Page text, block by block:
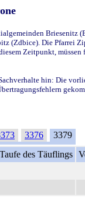
Briesenitz
(Zdbice). Die
Zeitpunkt,
hin: Die
3376
3379
Taufe des Täuflings